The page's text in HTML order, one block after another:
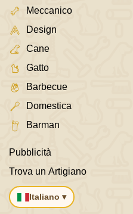
Meccanico
Design
Cane
Gatto
Barbecue
Domestica
Barman
Pubblicità
Trova un Artigiano
Italiano ▾